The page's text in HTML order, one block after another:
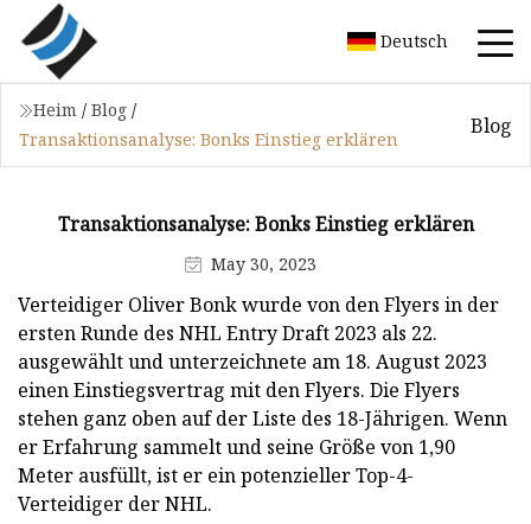
Deutsch
Heim / Blog /
Transaktionsanalyse: Bonks Einstieg erklären
Blog
Transaktionsanalyse: Bonks Einstieg erklären
May 30, 2023
Verteidiger Oliver Bonk wurde von den Flyers in der
ersten Runde des NHL Entry Draft 2023 als 22.
ausgewählt und unterzeichnete am 18. August 2023
einen Einstiegsvertrag mit den Flyers. Die Flyers
stehen ganz oben auf der Liste des 18-Jährigen. Wenn
er Erfahrung sammelt und seine Größe von 1,90
Meter ausfüllt, ist er ein potenzieller Top-4-
Verteidiger der NHL.